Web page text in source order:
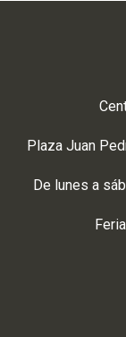
Plaza Juan
De lunes a sá